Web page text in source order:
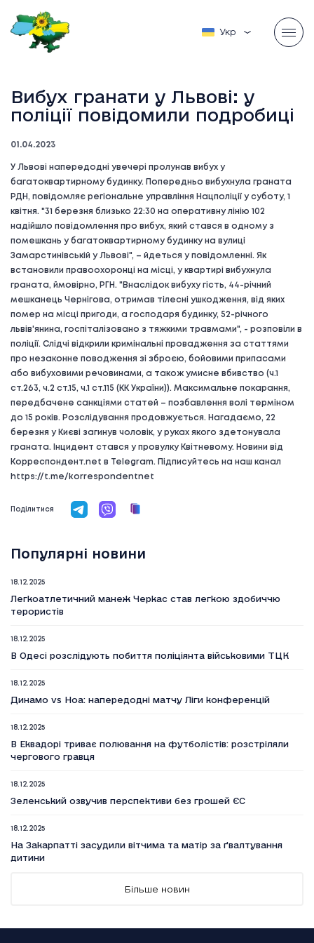
Українська
Вибух гранати у Львові: у
поліції повідомили подробиці
01.04.2023
У Львові напередодні увечері пролунав вибух у
багатоквартирному будинку. Попередньо вибухнула граната
РДН, повідомляє регіональне управління Нацполіції у суботу, 1
квітня. "31 березня близько 22:30 на оперативну лінію 102
надійшло повідомлення про вибух, який стався в одному з
помешкань у багатоквартирному будинку на вулиці
Замарстинівській у Львові", – йдеться у повідомленні. Як
встановили правоохоронці на місці, у квартирі вибухнула
граната, ймовірно, РГН. "Внаслідок вибуху гість, 44-річний
мешканець Чернігова, отримав тілесні ушкодження, від яких
помер на місці пригоди, а господаря будинку, 52-річного
львів'янина, госпіталізовано з тяжкими травмами", - розповіли в
поліції. Слідчі відкрили кримінальні провадження за статтями
про незаконне поводження зі зброєю, бойовими припасами
або вибуховими речовинами, а також умисне вбивство (ч.1
ст.263, ч.2 ст.15, ч.1 ст.115 (КК України)). Максимальне покарання,
передбачене санкціями статей – позбавлення волі терміном
до 15 років. Розслідування продовжується. Нагадаємо, 22
березня у Києві загинув чоловік, у руках якого здетонувала
граната. Інцидент стався у провулку Квітневому. Новини від
Корреспондент.net в Telegram. Підписуйтесь на наш канал
https://t.me/korrespondentnet
Поділитися
Популярні новини
18.12.2025
Легкоатлетичний манеж Черкас став легкою здобиччю
терористів
18.12.2025
В Одесі розслідують побиття поліціянта військовими ТЦК
18.12.2025
Динамо vs Ноа: напередодні матчу Ліги конференцій
18.12.2025
В Еквадорі триває полювання на футболістів: розстріляли
чергового гравця
18.12.2025
Зеленський озвучив перспективи без грошей ЄС
18.12.2025
На Закарпатті засудили вітчима та матір за ґвалтування
дитини
18.12.2025
Більше новин